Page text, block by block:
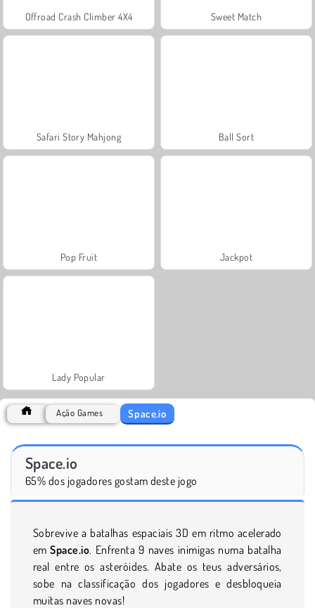
Offroad Crash Climber 4X4 Sweet Match
Safari Story Mahjong Ball Sort
Pop Fruit Jackpot
Lady Popular
Ação Games Space.io
Space.io
65% dos jogadores gostam deste jogo
Sobrevive a batalhas espaciais 3D em ritmo acelerado
emSpace.io. Enfrenta 9 naves inimigas numa batalha
real entre os asteróides. Abate os teus adversários,
sobe na classificação dos jogadores e desbloqueia
muitas naves novas!